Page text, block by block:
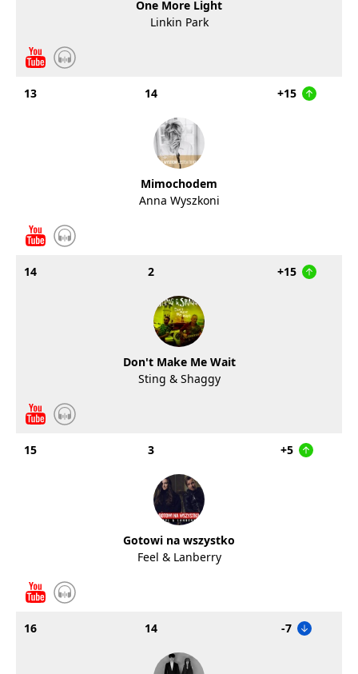
One More Light
Linkin Park
13 14 +15
Mimochodem
Anna Wyszkoni
14 2 +15
Don't Make Me Wait
Sting & Shaggy
15 3 +5
Gotowi na wszystko
Feel & Lanberry
16 14 -7